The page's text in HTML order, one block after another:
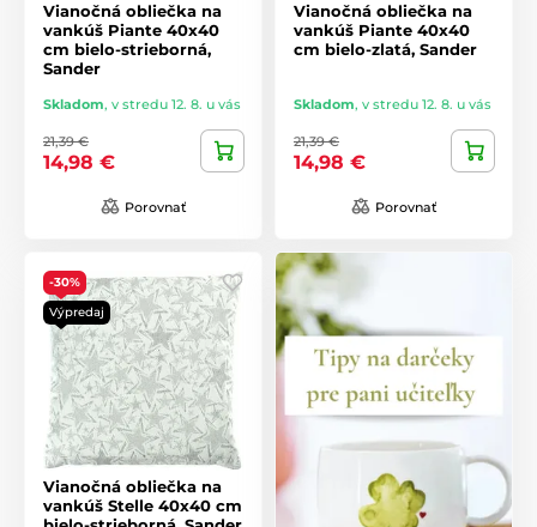
Vianočná obliečka na
vankúš Piante 40x40
cm bielo-strieborná,
Sander
Skladom, v stredu 12. 8. u vás
21,39 €
14,98 €
Porovnať
Vianočná obliečka na
vankúš Piante 40x40
cm bielo-zlatá, Sander
Skladom, v stredu 12. 8. u vás
21,39 €
14,98 €
Porovnať
-30%
Výpredaj
Vianočná obliečka na
vankúš Stelle 40x40 cm